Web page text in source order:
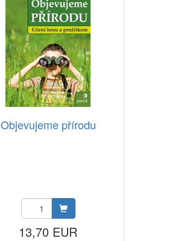
Objevujeme přírodu
13,70 EUR